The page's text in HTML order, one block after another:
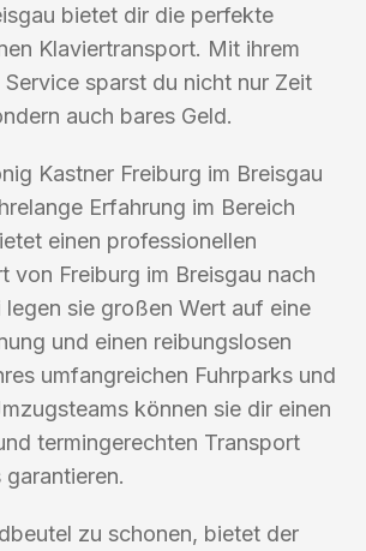
bietet dir die perfekte
Klaviertransport. Mit ihrem
sparst du nicht nur Zeit
auch bares Geld.
Kastner Freiburg im Breisgau
Erfahrung im Bereich
einen professionellen
von Freiburg im Breisgau nach
legen sie großen Wert auf eine
und einen reibungslosen
umfangreichen Fuhrparks und
können sie dir einen
termingerechten Transport
zu schonen, bietet der